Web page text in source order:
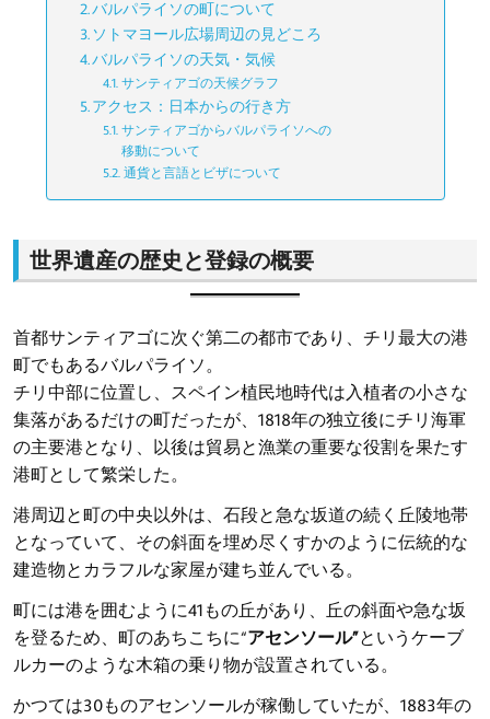
e
s
t
バルパライソの町について
ソトマヨール広場周辺の見どころ
バルパライソの天気・気候
サンティアゴの天候グラフ
アクセス：日本からの行き方
サンティアゴからバルパライソへの
移動について
通貨と言語とビザについて
世界遺産の歴史と登録の概要
首都サンティアゴに次ぐ第二の都市であり、チリ最大の港
町でもあるバルパライソ。
チリ中部に位置し、スペイン植民地時代は入植者の小さな
集落があるだけの町だったが、1818年の独立後にチリ海軍
の主要港となり、以後は貿易と漁業の重要な役割を果たす
港町として繁栄した。
港周辺と町の中央以外は、石段と急な坂道の続く丘陵地帯
となっていて、その斜面を埋め尽くすかのように伝統的な
建造物とカラフルな家屋が建ち並んでいる。
町には港を囲むように41もの丘があり、丘の斜面や急な坂
を登るため、町のあちこちに“アセンソール”というケーブ
ルカーのような木箱の乗り物が設置されている。
かつては30ものアセンソールが稼働していたが、1883年の